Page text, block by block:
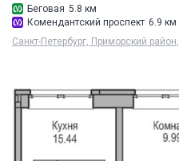
Беговая 5.8 км
Комендантский проспект 6.9 км
Санкт-Петербург, Приморский